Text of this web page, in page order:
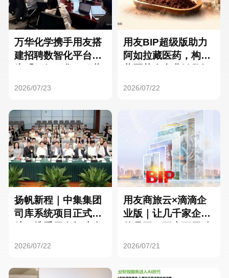
万华化学携手用友搭
建招聘数智化平台，
2026/07/23
用友BIP超级版助力
阿如拉藏医药，构建
2026/07/22
扬帆新程｜中集集团
司库系统项目正式启
2026/07/22
用友商旅云×滴滴企
业版｜让几千家企业
2026/07/21